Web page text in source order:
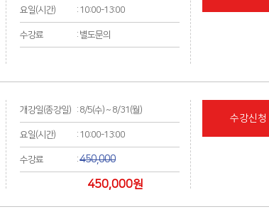
요일(시간) : 10:00-13:00
수강료 : 별도문의
개강일(종강일) : 8/5(수) ~ 8/31(월)
요일(시간) : 10:00-13:00
수강료 :450,000
450,000원
수강신청